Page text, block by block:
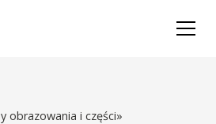
obrazowania i części»